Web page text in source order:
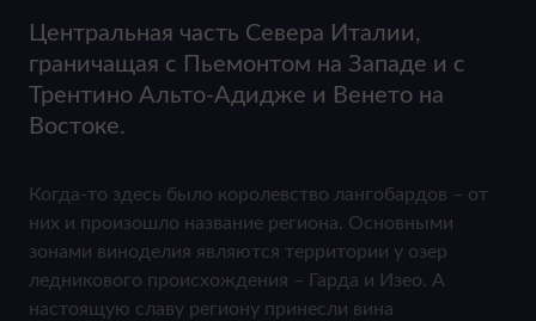
Центральная часть Севера Италии,
граничащая с Пьемонтом на Западе и с
Трентино Альто-Адидже и Венето на
Востоке.
Когда-то здесь было королевство лангобардов – от
них и произошло название региона. Основными
зонами виноделия являются территории у озер
ледникового происхождения – Гарда и Изео. А
настоящую славу региону принесли вина